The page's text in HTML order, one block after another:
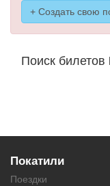
+ Создать свою
Поиск билетов
Покатили
Поездки